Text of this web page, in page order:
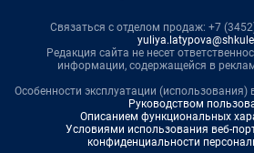
Связаться с отделом продаж: +7
Редакция сайта не несет
информации, содержащейся в
Особенности эксплуатации (использования)
Руководством
Описанием функциональных
Условиями использования веб-
конфиденциальности